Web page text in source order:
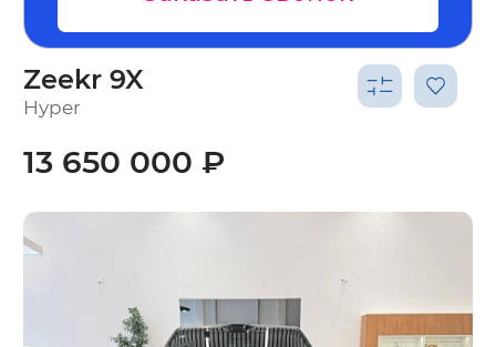
Zeekr 9X
Hyper
13 650 000 ₽